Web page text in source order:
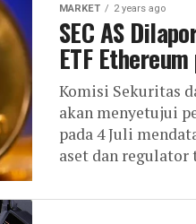
MARKET 2 years ago
SEC AS
ETF
Komisi Sekuritas
akan menyetujui
pada 4 Juli
aset dan regulator